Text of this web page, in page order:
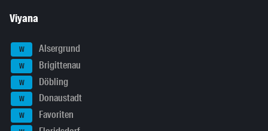
Viyana
W Alsergrund
W Brigittenau
W Döbling
W Donaustadt
W Favoriten